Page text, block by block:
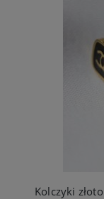
Kolczyki